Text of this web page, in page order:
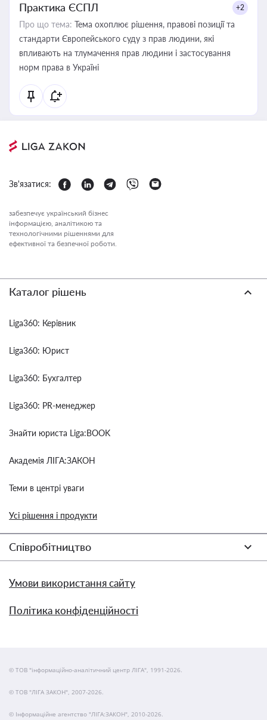
Практика ЄСПЛ +2
Про що тема: Тема охоплює рішення, правові позиції та
стандарти Європейського суду з прав людини, які
впливають на тлумачення прав людини і застосування
норм права в Україні
Зв'язатися:
забезпечує український бізнес
інформацією, аналітикою та
технологічними рішеннями для
ефективної та безпечної роботи.
Каталог рішень
Liga360: Керівник
Liga360: Юрист
Liga360: Бухгалтер
Liga360: PR-менеджер
Знайти юриста Liga:BOOK
Академія ЛІГА:ЗАКОН
Теми в центрі уваги
Усі рішення і продукти
Співробітництво
Умови використання сайту
Політика конфіденційності
© ТОВ "інформаційно-аналітичний центр ЛІГА", 1991-2026.
© ТОВ "ЛІГА ЗАКОН", 2007-2026.
© Інформаційне агентство "ЛІГА:ЗАКОН", 2010-2026.